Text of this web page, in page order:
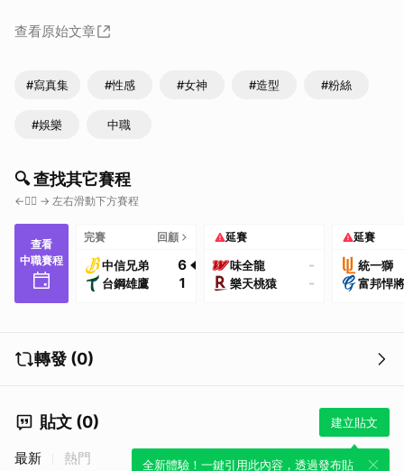
查看原始文章
#寫真集 #性感 #女神 #造型 #粉絲
#娛樂 中職
🔍 查找其它賽程
←👇🏼 → 左右滑動下方賽程
查看
中職賽程
完賽 回顧
中信兄弟 6
台鋼雄鷹 1
延賽
味全龍 -
樂天桃猿 -
延賽
統一獅
富邦悍將
轉發 (0)
貼文 (0) 建立貼文
全新體驗！一鍵引用此內容，透過發布貼
最新 熱門